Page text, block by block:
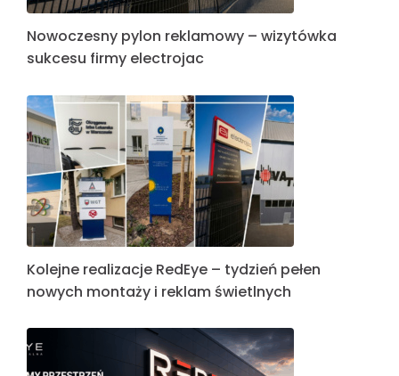
Nowoczesny pylon reklamowy – wizytówka
sukcesu firmy electrojac
Kolejne realizacje RedEye – tydzień pełen
nowych montaży i reklam świetlnych